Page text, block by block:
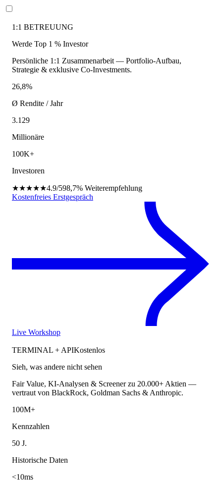
1:1 BETREUUNG
Werde Top 1 % Investor
Persönliche 1:1 Zusammenarbeit — Portfolio-Aufbau,
Strategie & exklusive Co-Investments.
26,8%
Ø Rendite / Jahr
3.129
Millionäre
100K+
Investoren
★★★★★4.9/598,7% Weiterempfehlung
Kostenfreies Erstgespräch
Live Workshop
TERMINAL + APIKostenlos
Sieh, was andere nicht sehen
Fair Value, KI-Analysen & Screener zu 20.000+ Aktien —
vertraut von BlackRock, Goldman Sachs & Anthropic.
100M+
Kennzahlen
50 J.
Historische Daten
<10ms